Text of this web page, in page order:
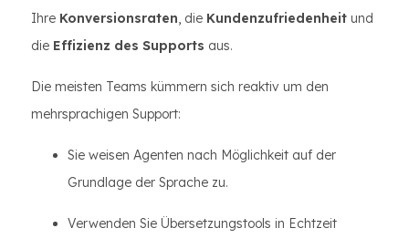
Ihre Konversionsraten, die Kundenzufriedenheit und
die Effizienz des Supports aus.
Die meisten Teams kümmern sich reaktiv um den
mehrsprachigen Support:
Sie weisen Agenten nach Möglichkeit auf der
Grundlage der Sprache zu.
Verwenden Sie Übersetzungstools in Echtzeit